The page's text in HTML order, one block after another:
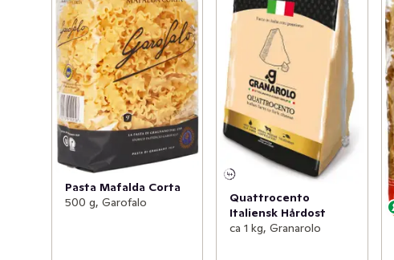
Pasta Mafalda Corta
500 g, Garofalo
Quattrocento
Italiensk Hårdost
ca 1 kg, Granarolo